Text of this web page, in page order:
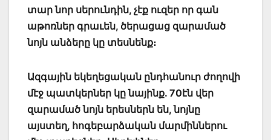
տար նոր սերունդին, չէք ուզեր որ գան
աթոռներ գրաւեն, ծերացաց զարամած
նոյն անձերը կը տեսնենք։
Ազգային եկեղեցական ընդհանուր ժողովի
մէջ պատկերներ կը նայինք. 70էն վեր
զարամած նոյն երեսներն են, նոյնը
այստեղ, հոգեբարձական մարմիններու